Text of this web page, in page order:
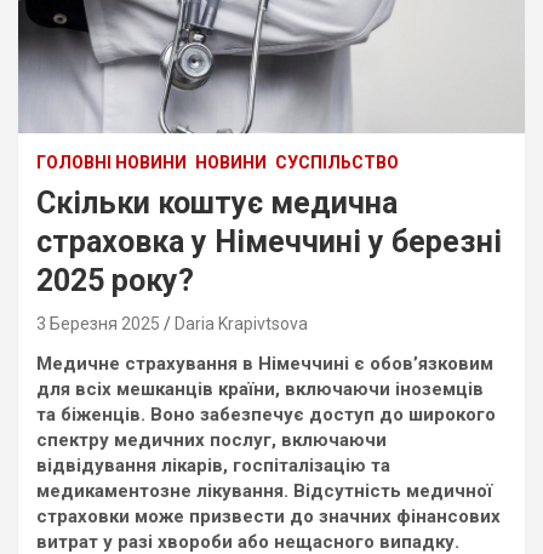
ГОЛОВНІ НОВИНИ НОВИНИ СУСПІЛЬСТВО
Скільки коштує медична
страховка у Німеччині у березні
2025 року?
3 Березня 2025 Daria Krapivtsova
Медичне страхування в Німеччині є обов’язковим
для всіх мешканців країни, включаючи іноземців
та біженців. Воно забезпечує доступ до широкого
спектру медичних послуг, включаючи
відвідування лікарів, госпіталізацію та
медикаментозне лікування. Відсутність медичної
страховки може призвести до значних фінансових
витрат у разі хвороби або нещасного випадку.